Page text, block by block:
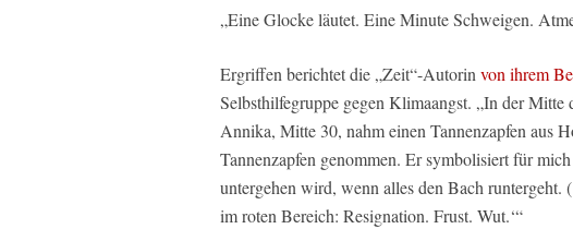
„Eine Glocke läutet. Eine Minute Schweigen.
Ergriffen berichtet die „Zeit“-Autorin von ihrem
Selbsthilfegruppe gegen Klimaangst. „In der Mitte
Annika, Mitte 30, nahm einen Tannenzapfen aus
Tannenzapfen genommen. Er symbolisiert für
untergehen wird, wenn alles den Bach
im roten Bereich: Resignation. Frust. Wut.‘“